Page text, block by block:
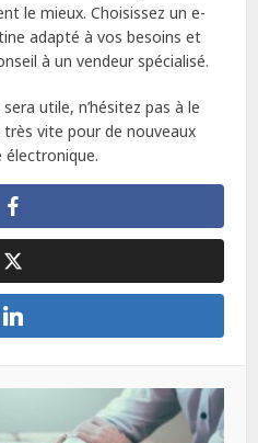
le mieux. Choisissez un e-
adapté à vos besoins et
à un vendeur spécialisé.
utile, n’hésitez pas à le
vite pour de nouveaux
électronique.